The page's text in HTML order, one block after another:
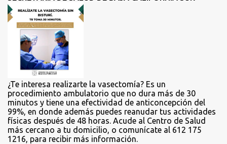
r
o
¿Te interesa realizarte la vasectomía? Es un
procedimiento ambulatorio que no dura más de 30
minutos y tiene una efectividad de anticoncepción del
99%, en donde además puedes reanudar tus actividades
físicas después de 48 horas. Acude al Centro de Salud
más cercano a tu domicilio, o comunícate al 612 175
1216, para recibir más información.